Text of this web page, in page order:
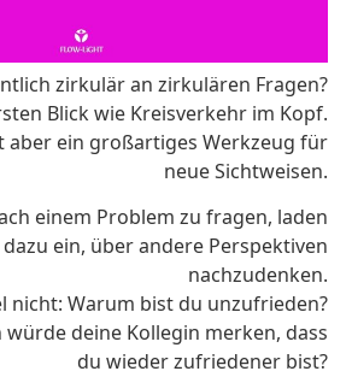
zirkulär an zirkulären Fragen?
Blick wie Kreisverkehr im Kopf.
aber ein großartiges Werkzeug für
neue Sichtweisen.
einem Problem zu fragen, laden
ein, über andere Perspektiven
nachzudenken.
nicht: Warum bist du unzufrieden?
deine Kollegin merken, dass
du wieder zufriedener bist?